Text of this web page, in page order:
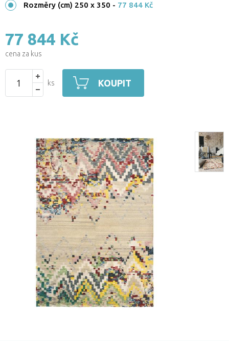
Rozměry (cm) 250 x 350 - 77 844 Kč
77 844 Kč
cena za kus
ks KOUPIT